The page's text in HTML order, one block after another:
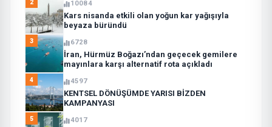
2 10084
Kars nisanda etkili olan yoğun kar yağışıyla
beyaza büründü
3 6728
İran, Hürmüz Boğazı’ndan geçecek gemilere
mayınlara karşı alternatif rota açıkladı
4 4597
KENTSEL DÖNÜŞÜMDE YARISI BİZDEN
KAMPANYASI
5 4017